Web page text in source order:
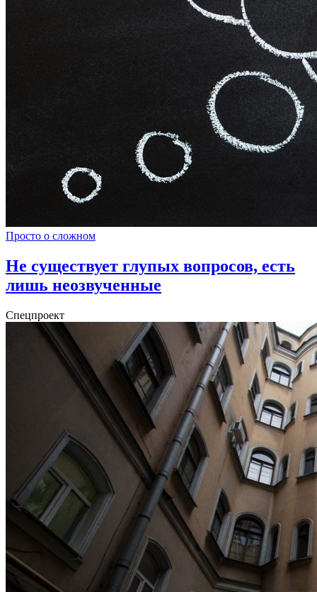
Просто о сложном
Не существует глупых вопросов, есть
лишь неозвученные
Спецпроект